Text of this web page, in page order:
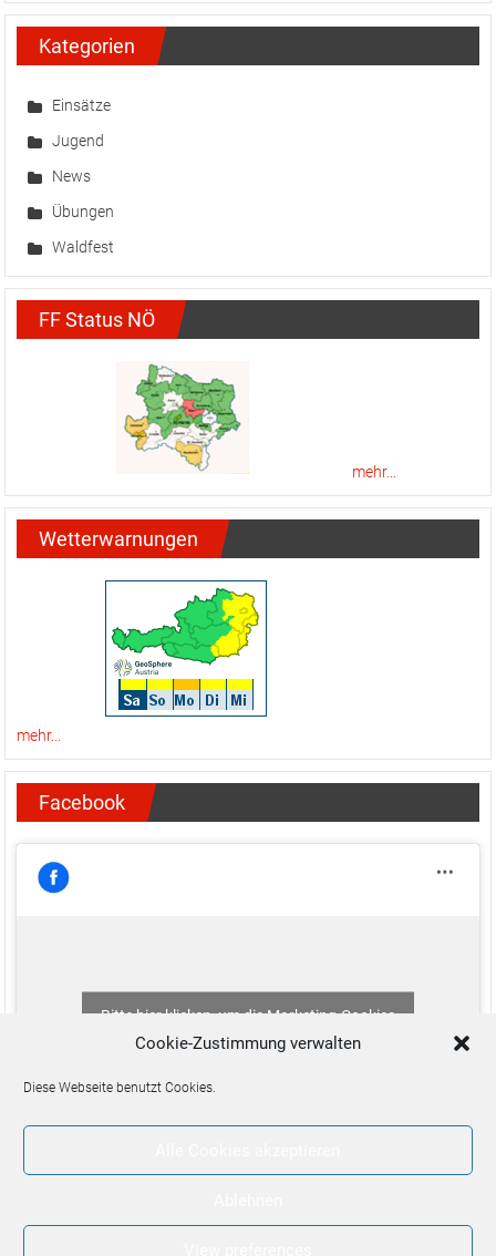
Cookie-Zustimmung verwalten
Diese Webseite benutzt Cookies.
Kategorien
Einsätze
Jugend
News
Übungen
Waldfest
FF Status NÖ
mehr...
Wetterwarnungen
mehr...
Facebook
Bitte hier klicken, um die Marketing-Cookies
zu akzeptieren und diesen Inhalt zu aktivieren